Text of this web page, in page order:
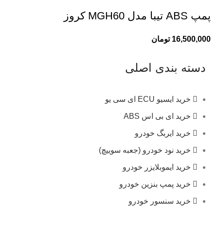
پمپ ABS تیبا مدل MGH60 کروز
16,500,000 تومان
دسته بندی اصلی
خرید ایسیو ECU ای سی یو
خرید ای بی اس ABS
خرید ایربگ خودرو
خرید نود خودرو (جعبه سوییچ)
خرید ایموبلایزر خودرو
خرید پمپ بنزین خودرو
خرید سنسور خودرو